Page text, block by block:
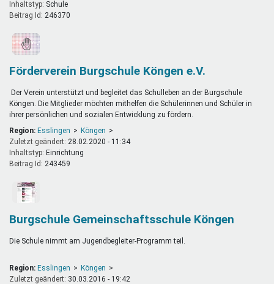
Inhaltstyp:
schule
Beitrag Id: 246370
Förderverein Burgschule Köngen e.V.
Der Verein unterstützt und begleitet das Schulleben an der Burgschule
Köngen. Die Mitglieder möchten mithelfen die Schülerinnen und Schüler in
ihrer persönlichen und sozialen Entwicklung zu fördern.
Region: Esslingen
Köngen
Zuletzt geändert: 28.02.2020 - 11:34
Inhaltstyp:
einrichtung
Beitrag Id: 243459
Burgschule Gemeinschaftsschule Köngen
Die Schule nimmt am Jugendbegleiter-Programm teil.
Region: Esslingen
Köngen
Zuletzt geändert: 30.03.2016 - 19:42